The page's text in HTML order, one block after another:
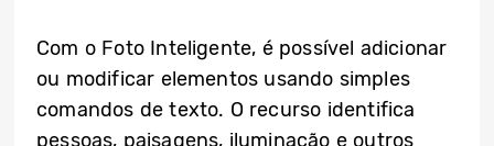
Com o Foto Inteligente, é possível adicionar
ou modificar elementos usando simples
comandos de texto. O recurso identifica
pessoas, paisagens, iluminação e outros